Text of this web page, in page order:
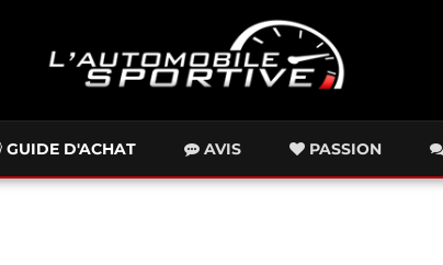
GUIDE D'ACHAT AVIS PASSION